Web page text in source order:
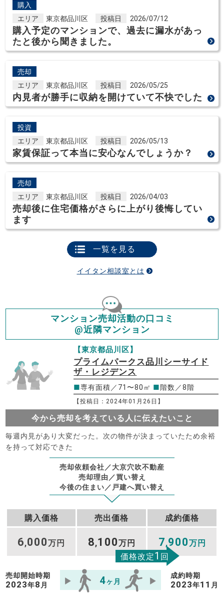
購入
エリア
東京都品川区 投稿日 2026/07/12
購入予定のマンションで、過去に漏水があっ
たと後から聞きました。
売却
エリア
東京都品川区 投稿日 2026/05/25
内見者が勝手に収納を開けていて不快でした
投資
エリア
東京都品川区 投稿日 2026/05/13
家賃保証って本当に安心なんでしょうか？
売却
エリア
東京都品川区 投稿日 2026/04/03
売却後に住宅価格がさらに上がり後悔してい
ます
一覧を見る
イイタン相談室とは
マンション売却活動の口コミ
@近隣マンション
【東京都品川区】
プライムパークス品川シーサイド
ザ・レジデンス
■専有面積／71〜80㎡ ■階数／8階
【投稿日：2024年01月26日】
今から売却を考えている人に伝えたいこと
毎週内見があり大変だった。次の物件が決まっていたため余裕
を持って対応できた
売却依頼会社／大京穴吹不動産
売却理由／買い替え
今後の住まい／戸建へ買い替え
購入価格 売出価格 成約価格
6,000万円 8,100万円 7,900万円
価格改定1 回
売却開始時期
2023年8 月 4ヶ月
成約時期
2023年11 月